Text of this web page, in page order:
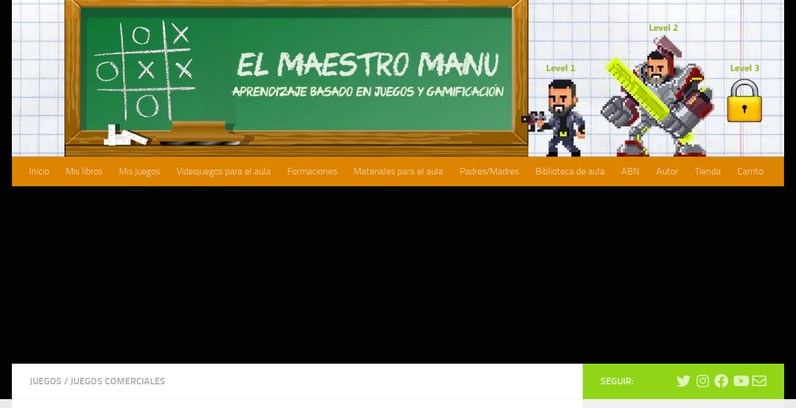
Saltar al contenido
Inicio Mis libros Mis juegos Videojuegos para el aula Formaciones Materiales para el aula Padres/Madres Biblioteca de aula ABN Autor Tienda Carrito
JUEGOS / JUEGOS COMERCIALES SEGUIR: